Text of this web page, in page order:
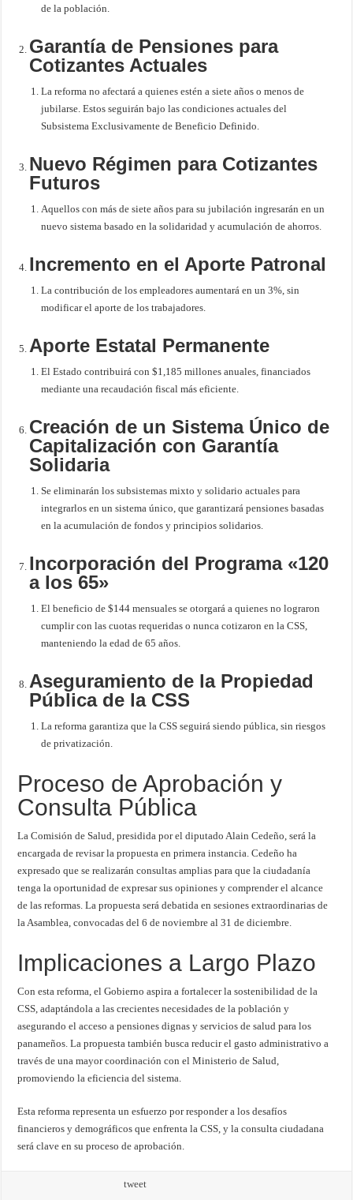
de la población.
Garantía de Pensiones para
Cotizantes Actuales
La reforma no afectará a quienes estén a siete años o menos de
jubilarse. Estos seguirán bajo las condiciones actuales del
Subsistema Exclusivamente de Beneficio Definido.
Nuevo Régimen para Cotizantes
Futuros
Aquellos con más de siete años para su jubilación ingresarán en un
nuevo sistema basado en la solidaridad y acumulación de ahorros.
Incremento en el Aporte Patronal
La contribución de los empleadores aumentará en un 3%, sin
modificar el aporte de los trabajadores.
Aporte Estatal Permanente
El Estado contribuirá con $1,185 millones anuales, financiados
mediante una recaudación fiscal más eficiente.
Creación de un Sistema Único de
Capitalización con Garantía
Solidaria
Se eliminarán los subsistemas mixto y solidario actuales para
integrarlos en un sistema único, que garantizará pensiones basadas
en la acumulación de fondos y principios solidarios.
Incorporación del Programa «120
a los 65»
El beneficio de $144 mensuales se otorgará a quienes no lograron
cumplir con las cuotas requeridas o nunca cotizaron en la CSS,
manteniendo la edad de 65 años.
Aseguramiento de la Propiedad
Pública de la CSS
La reforma garantiza que la CSS seguirá siendo pública, sin riesgos
de privatización.
Proceso de Aprobación y
Consulta Pública
La Comisión de Salud, presidida por el diputado Alain Cedeño, será la
encargada de revisar la propuesta en primera instancia. Cedeño ha
expresado que se realizarán consultas amplias para que la ciudadanía
tenga la oportunidad de expresar sus opiniones y comprender el alcance
de las reformas. La propuesta será debatida en sesiones extraordinarias de
la Asamblea, convocadas del 6 de noviembre al 31 de diciembre.
Implicaciones a Largo Plazo
Con esta reforma, el Gobierno aspira a fortalecer la sostenibilidad de la
CSS, adaptándola a las crecientes necesidades de la población y
asegurando el acceso a pensiones dignas y servicios de salud para los
panameños. La propuesta también busca reducir el gasto administrativo a
través de una mayor coordinación con el Ministerio de Salud,
promoviendo la eficiencia del sistema.
Esta reforma representa un esfuerzo por responder a los desafíos
financieros y demográficos que enfrenta la CSS, y la consulta ciudadana
será clave en su proceso de aprobación.
tweet